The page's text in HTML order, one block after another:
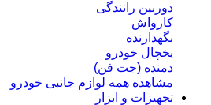
دوربین رانندگی
کارواش
نگهدارنده
یخچال خودرو
دمنده (جت فن)
مشاهده همه لوازم جانبی خودرو
تجهیزات و ابزار